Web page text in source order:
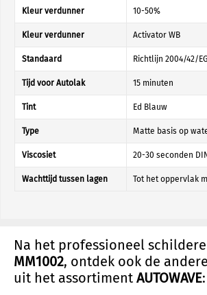
Kleur verdunner 10-50%
Kleur verdunner Activator WB
Standaard Richtlijn 2004/42/EG
Tijd voor Autolak 15 minuten
Tint Ed Blauw
Type Matte basis op
Viscosiet 20-30 seconden
Wachttijd tussen lagen Tot het oppervlak
Na het professioneel
MM1002, ontdek ook de
uit het assortiment AUTOWAVE: